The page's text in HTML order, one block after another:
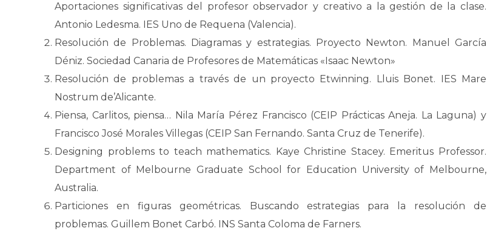
Aportaciones significativas del profesor observador y creativo a la gestión de la clase.
Antonio Ledesma. IES Uno de Requena (Valencia).
Resolución de Problemas. Diagramas y estrategias. Proyecto Newton. Manuel García
Déniz. Sociedad Canaria de Profesores de Matemáticas «Isaac Newton»
Resolución de problemas a través de un proyecto Etwinning. Lluis Bonet. IES Mare
Nostrum de’Alicante.
Piensa, Carlitos, piensa… Nila María Pérez Francisco (CEIP Prácticas Aneja. La Laguna) y
Francisco José Morales Villegas (CEIP San Fernando. Santa Cruz de Tenerife).
Designing problems to teach mathematics. Kaye Christine Stacey. Emeritus Professor.
Department of Melbourne Graduate School for Education University of Melbourne,
Australia.
Particiones en figuras geométricas. Buscando estrategias para la resolución de
problemas. Guillem Bonet Carbó. INS Santa Coloma de Farners.